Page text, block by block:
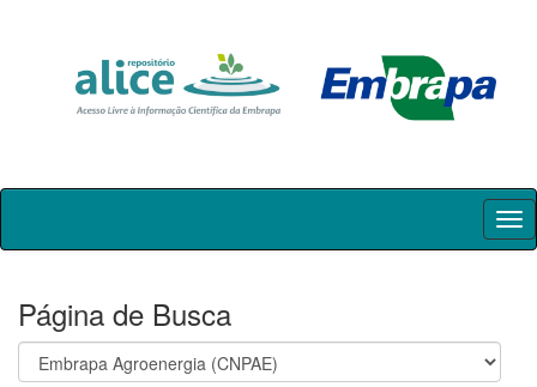
Skip
Página de Busca